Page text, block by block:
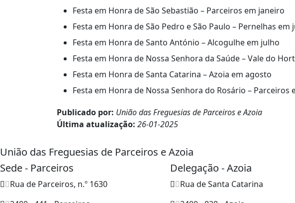
Festa em Honra de São Sebastião – Parceiros em janeiro
Festa em Honra de São Pedro e São Paulo – Pernelhas em
Festa em Honra de Santo António – Alcogulhe em julho
Festa em Honra de Nossa Senhora da Saúde – Vale do
Festa em Honra de Santa Catarina – Azoia em agosto
Festa em Honra de Nossa Senhora do Rosário – Parceiros
Publicado por: União das Freguesias de Parceiros e Azoia
Última atualização: 26-01-2025
União das Freguesias de Parceiros e Azoia
Sede - Parceiros
Rua de Parceiros, n.º 1630
Delegação - Azoia
Rua de Santa Catarina